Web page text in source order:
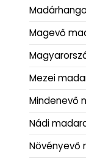
Magevő
Mezei
Mindenevő
Nádi
Növényevő